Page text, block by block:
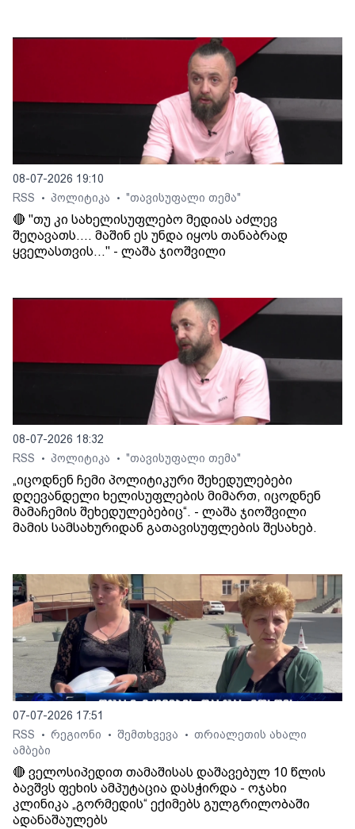
08-07-2026 19:10
RSS
• პოლიტიკა • "თავისუფალი თემა"
🔴 "თუ კი სახელისუფლებო მედიას აძლევ
შეღავათს.... მაშინ ეს უნდა იყოს თანაბრად
ყველასთვის..." - ლაშა ჯიოშვილი
08-07-2026 18:32
RSS
• პოლიტიკა • "თავისუფალი თემა"
„იცოდნენ ჩემი პოლიტიკური შეხედულებები
დღევანდელი ხელისუფლების მიმართ, იცოდნენ
მამაჩემის შეხედულებებიც“. - ლაშა ჯიოშვილი
მამის სამსახურიდან გათავისუფლების შესახებ.
07-07-2026 17:51
RSS
• რეგიონი • შემთხვევა • თრიალეთის ახალი
ამბები
🔴 ველოსიპედით თამაშისას დაშავებულ 10 წლის
ბავშვს ფეხის ამპუტაცია დასჭირდა - ოჯახი
კლინიკა „გორმედის“ ექიმებს გულგრილობაში
ადანაშაულებს